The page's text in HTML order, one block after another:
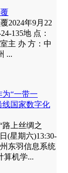
2024年9月22
135地 点：
主 办 方：中
...
为“一带一
线国家数字化
路上丝绸之
(星期六)13:30-
东羽信息系统
算机学...